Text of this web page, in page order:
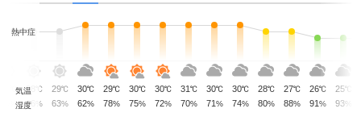
熱中症
気温
℃ 28 ℃ 29℃ 30℃ 29℃ 30℃ 30℃ 31℃ 30℃ 30℃ 28℃ 27℃ 26℃ 25℃
湿度
% 66 % 63% 62% 78% 75% 72% 70% 71% 74% 80% 88% 91% 93%